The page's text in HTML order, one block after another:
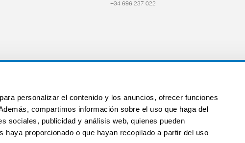
personalizar el contenido y los anuncios, ofrecer funciones
compartimos información sobre el uso que haga del
sociales, publicidad y análisis web, quienes pueden
haya proporcionado o que hayan recopilado a partir del uso
+34 696 237 022